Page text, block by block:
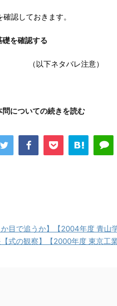
認しておきます。
を確認する
（以下ネタバレ注意）
についての続きを読む
目で追うか】【2004年度 青山
式の観察】【2000年度 東京工業